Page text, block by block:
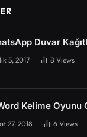
Duvar
5, 2017 8 Views
Kelime Oyunu
27, 2018 6 Views